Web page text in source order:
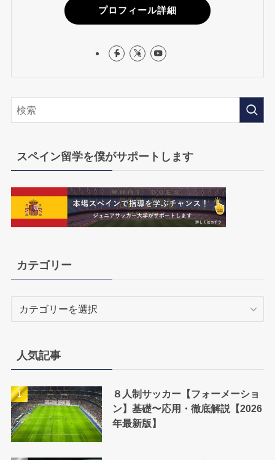
プロフィール詳細
スペイン留学を僕がサポートします
カテゴリー
ー
人気記事
８人制サッカー【フォーメーショ
ン】基礎〜応用・徹底解説【2026
年最新版】